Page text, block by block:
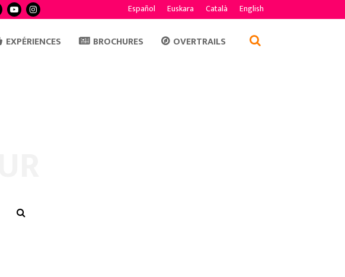
Español Euskara Català English
EXPÉRIENCES BROCHURES OVERTRAILS